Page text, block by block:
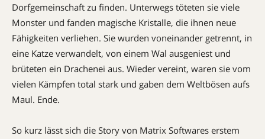
Dorfgemeinschaft zu finden. Unterwegs töteten sie viele
Monster und fanden magische Kristalle, die ihnen neue
Fähigkeiten verliehen. Sie wurden voneinander getrennt, in
eine Katze verwandelt, von einem Wal ausgeniest und
brüteten ein Drachenei aus. Wieder vereint, waren sie vom
vielen Kämpfen total stark und gaben dem Weltbösen aufs
Maul. Ende.
So kurz lässt sich die Story von Matrix Softwares erstem